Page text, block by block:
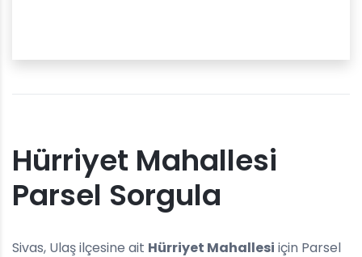
Hürriyet Mahallesi
Parsel Sorgula
Sivas, Ulaş ilçesine ait Hürriyet Mahallesi için Parsel